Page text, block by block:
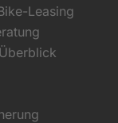
Leasing